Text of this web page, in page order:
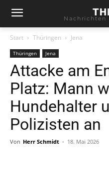
Nachrichten
Start Thüringen Jena
Thüringen Jena
Attacke am
Platz: Mann
Hundehalter
Polizisten an
Von Herr Schmidt - 18. Mai 2026